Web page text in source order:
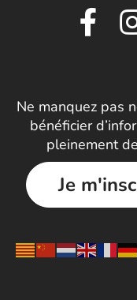
Ne manquez pas
bénéficier
pleinement
Je